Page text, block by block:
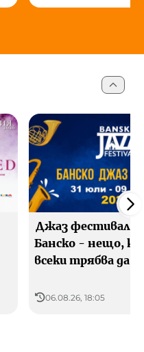
Джаз
Банско - нещо,
всеки трябва да
06.08.26, 18:05